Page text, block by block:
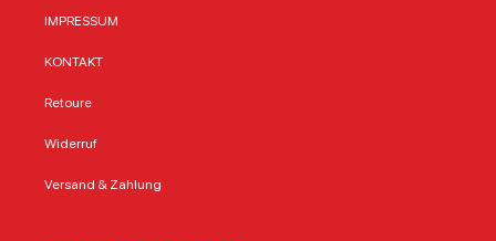
IMPRESSUM
KONTAKT
Retoure
Widerruf
Versand & Zahlung